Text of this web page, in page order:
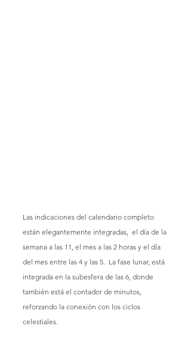
Las indicaciones del calendario completo
están elegantemente integradas,  el día de la
semana a las 11, el mes a las 2 horas y el día
del mes entre las 4 y las 5.  La fase lunar, está
integrada en la subesfera de las 6, donde
también está el contador de minutos,
reforzando la conexión con los ciclos
celestiales.